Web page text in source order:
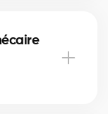
guident pour